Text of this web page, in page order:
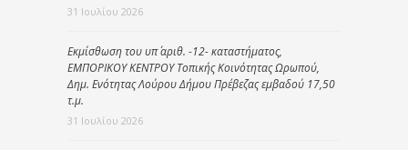
31 Ιουλίου 2026
Εκμίσθωση του υπ΄ αριθ. -12- καταστήματος,
ΕΜΠΟΡΙΚΟΥ ΚΕΝΤΡΟΥ Τοπικής Κοινότητας Ωρωπού,
Δημ. Ενότητας Λούρου Δήμου Πρέβεζας εμβαδού 17,50
τ.μ.
31 Ιουλίου 2026